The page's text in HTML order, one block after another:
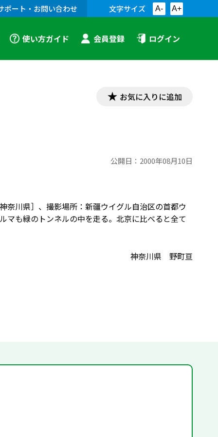
ポート・お問い合わせ 文字サイズ A- A+
使い方ガイド 会員登録 ログイン
お気に入りに追加
公開日： 2000年08月10日
奈川県］、撮影場所：新疆ウイグル自治区の首都ウ
マも緑のトンネルの中を走る。北京に比べると全て
神奈川県 野町亘